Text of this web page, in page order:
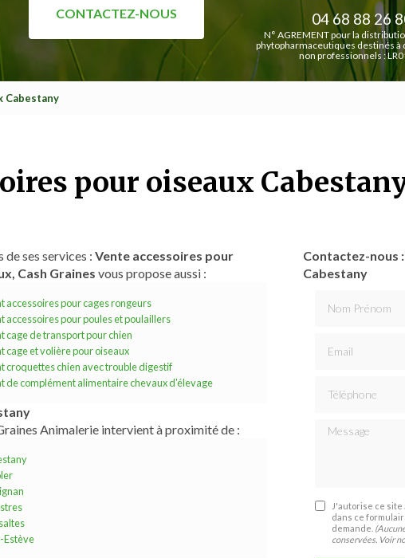
CONTACTEZ-NOUS 04 68 88 26
N° AGREMENT pour la
phytopharmaceutiques destinés à
non professionnels :
Cabestany
pour oiseaux
de ses services : Vente accessoires pour
Cash Graines vous propose aussi :
accessoires pour cages rongeurs
accessoires pour poules et poulaillers
cage de transport pour chien
cage et volière pour oiseaux
croquettes chien avec trouble digestif
de complément alimentaire chevaux d'élevage
Animalerie intervient à proximité de :
Estève
Contactez-nous
Cabestany
Message
J'autorise ce
dans ce
demande.
conservées. Voir